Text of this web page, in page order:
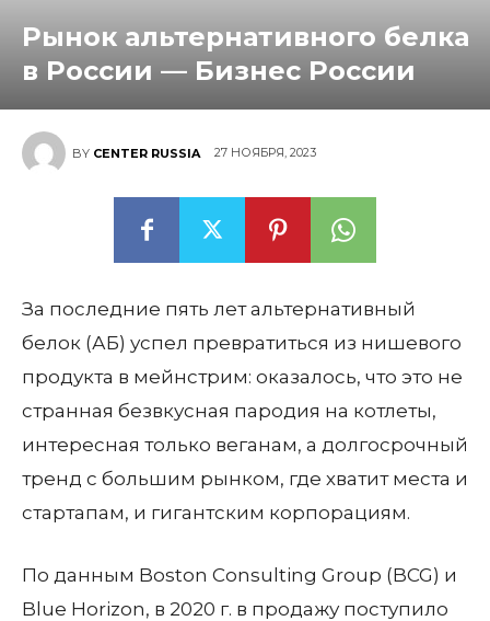
Рынок альтернативного белка
в России — Бизнес России
BY CENTER RUSSIA 27 НОЯБРЯ, 2023
За последние пять лет альтернативный
белок (АБ) успел превратиться из нишевого
продукта в мейнстрим: оказалось, что это не
странная безвкусная пародия на котлеты,
интересная только веганам, а долгосрочный
тренд с большим рынком, где хватит места и
стартапам, и гигантским корпорациям.
По данным Boston Consulting Group (BCG) и
Blue Horizon, в 2020 г. в продажу поступило